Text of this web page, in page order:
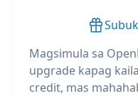
Magsimula sa
upgrade kapag
credit, mas